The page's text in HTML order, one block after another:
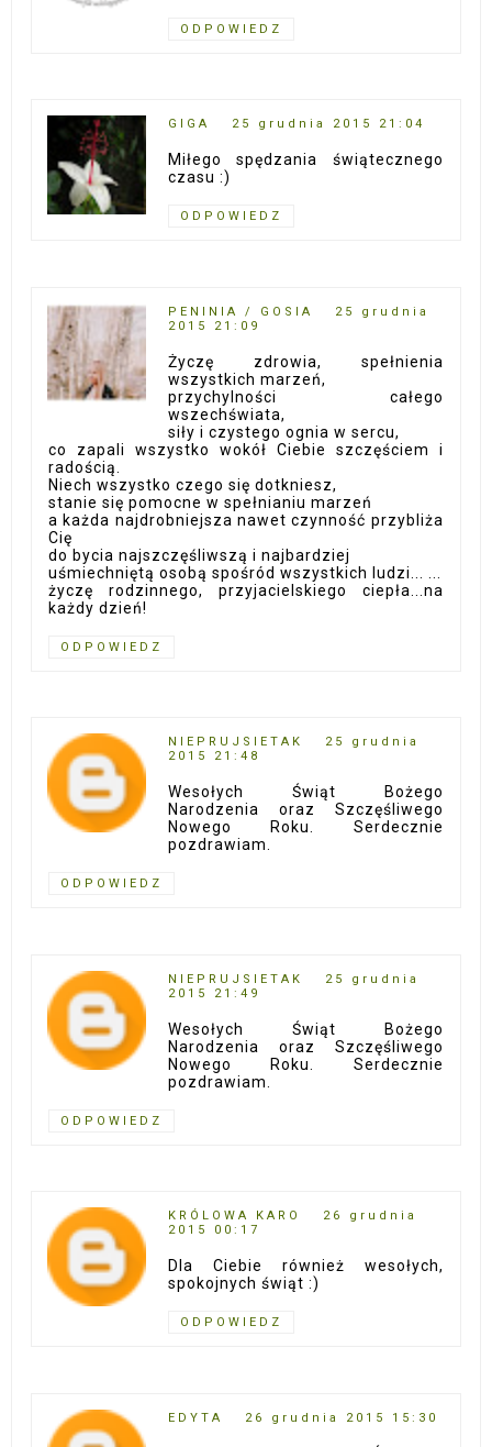
ODPOWIEDZ
GIGA 25 grudnia 2015 21:04
Miłego spędzania świątecznego
czasu :)
ODPOWIEDZ
PENINIA / GOSIA
25 grudnia
2015 21:09
Życzę zdrowia, spełnienia
wszystkich marzeń,
przychylności całego
wszechświata,
siły i czystego ognia w sercu,
co zapali wszystko wokół Ciebie szczęściem i
radością.
Niech wszystko czego się dotkniesz,
stanie się pomocne w spełnianiu marzeń
a każda najdrobniejsza nawet czynność przybliża
Cię
do bycia najszczęśliwszą i najbardziej
uśmiechniętą osobą spośród wszystkich ludzi... ...
życzę rodzinnego, przyjacielskiego ciepła...na
każdy dzień!
ODPOWIEDZ
NIEPRUJSIETAK
25 grudnia
2015 21:48
Wesołych Świąt Bożego
Narodzenia oraz Szczęśliwego
Nowego Roku. Serdecznie
pozdrawiam.
ODPOWIEDZ
NIEPRUJSIETAK
25 grudnia
2015 21:49
Wesołych Świąt Bożego
Narodzenia oraz Szczęśliwego
Nowego Roku. Serdecznie
pozdrawiam.
ODPOWIEDZ
KRÓLOWA KARO
26 grudnia
2015 00:17
Dla Ciebie również wesołych,
spokojnych świąt :)
ODPOWIEDZ
EDYTA 26 grudnia 2015 15:30